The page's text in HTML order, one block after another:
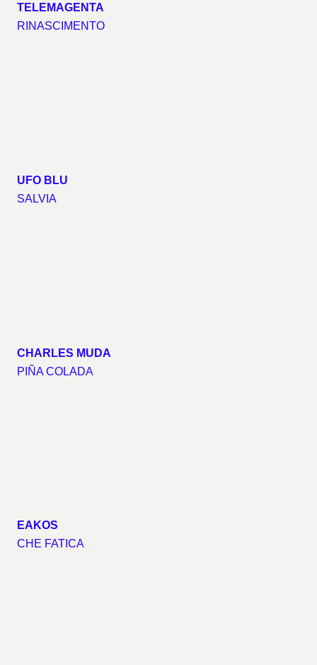
TELEMAGENTA
RINASCIMENTO
UFO BLU
SALVIA
CHARLES MUDA
PIÑA COLADA
EAKOS
CHE FATICA